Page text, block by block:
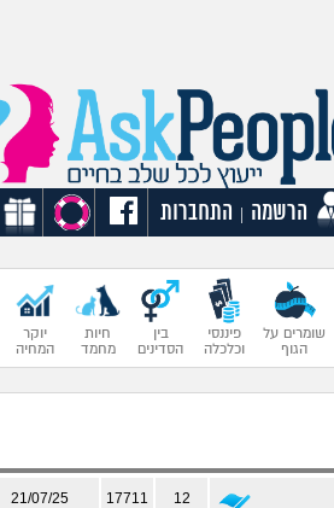
הרשמה התחברות
שומרים על
הגוף
פיננסי
וכלכלה
בין
הסדינים
חיות
מחמד
יוקר
המחיה
21/07/25 17711 12